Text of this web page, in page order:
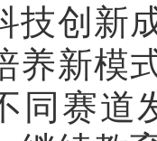
技创新
养新模
同赛道